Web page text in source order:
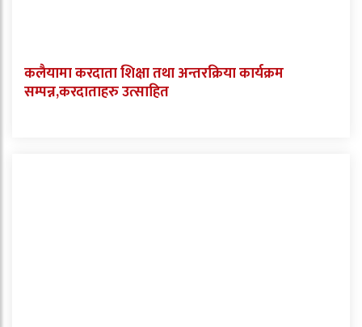
कलैयामा करदाता शिक्षा तथा अन्तरक्रिया कार्यक्रम
सम्पन्न,करदाताहरु उत्साहित